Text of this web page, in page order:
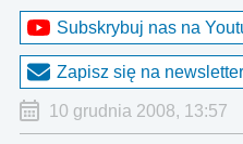
Subskrybuj nas na
Zapisz się na newsletter
10 grudnia 2008, 13:57